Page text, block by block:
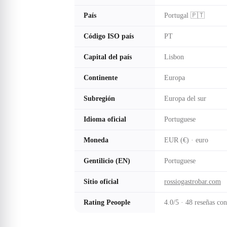
País Portugal 🇵🇹
Código ISO país PT
Capital del país Lisbon
Continente Europa
Subregión Europa del sur
Idioma oficial Portuguese
Moneda EUR (€) · euro
Gentilicio (EN) Portuguese
Sitio oficial rossiogastrobar.com
Rating Peoople 4.0/5 · 48 reseñas